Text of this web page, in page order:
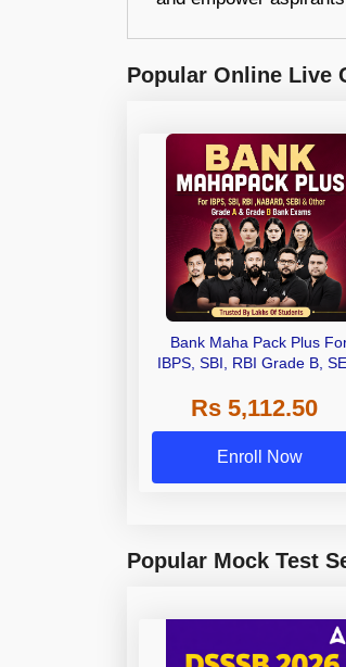
Popular Online Live
Bank Maha Pack Plus
IBPS, SBI, RBI Grade B,
Other Grade A & Grade B
Exams
Rs 5,112.50
Enroll Now
Popular Mock Test